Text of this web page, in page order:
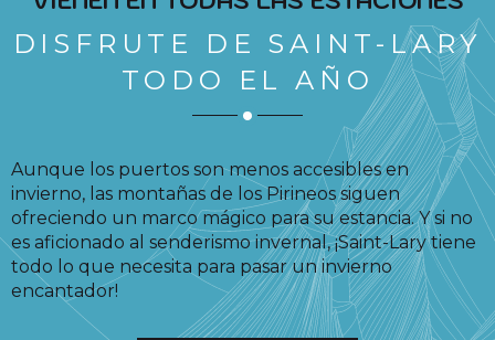
DISFRUTE DE SAINT-LARY
TODO EL AÑO
Aunque los puertos son menos accesibles en
invierno, las montañas de los Pirineos siguen
ofreciendo un marco mágico para su estancia. Y si no
es aficionado al senderismo invernal, ¡Saint-Lary tiene
todo lo que necesita para pasar un invierno
encantador!